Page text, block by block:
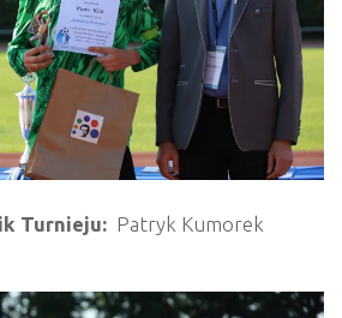
Turnieju: Patryk Kumorek